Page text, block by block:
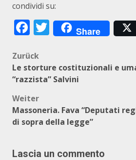
condividi su:
Facebook
Twitter
Share
Beitragsnavigation
Zurück
Le storture costituzionali e
“razzista” Salvini
Weiter
Massoneria. Fava “Deputati
di sopra della legge”
Lascia un commento